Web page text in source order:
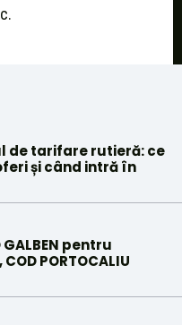
de tarifare rutieră: ce
și când intră în
pentru
PORTOCALIU